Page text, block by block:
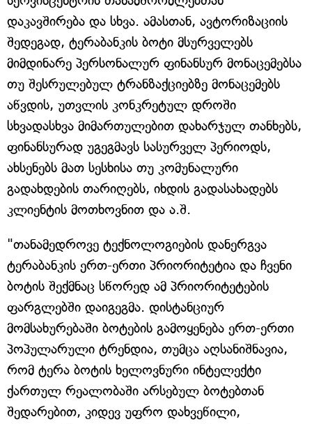
დაკავშირება და სხვა. ამასთან, ავტორიზაციის
შედეგად, ტერაბანკის ბოტი მსურველებს
მიმდინარე პერსონალურ ფინანსურ მონაცემებსა
თუ შესრულებულ ტრანზაქციებზე მონაცემებს
აწვდის, უთვლის კონკრეტულ დროში
სხვადასხვა მიმართულებით დახარჯულ თანხებს,
ფინანსურად უგეგმავს სასურველ პერიოდს,
ახსენებს მათ სესხისა თუ კომუნალური
გადახდების თარიღებს, იხდის გადასახადებს
კლიენტის მოთხოვნით და ა.შ.
"თანამედროვე ტექნოლოგიების დანერგვა
ტერაბანკის ერთ-ერთი პრიორიტეტია და ჩვენი
ბოტის შექმნაც სწორედ ამ პრიორიტეტების
ფარგლებში დაიგეგმა. დისტანციურ
მომსახურებაში ბოტების გამოყენება ერთ-ერთი
პოპულარული ტრენდია, თუმცა აღსანიშნავია,
რომ ტერა ბოტის ხელოვნური ინტელექტი
ქართულ რეალობაში არსებულ ბოტებთან
შედარებით, კიდევ უფრო დახვეწილი,